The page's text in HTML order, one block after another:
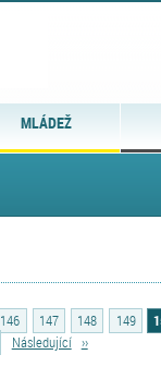
MLÁDEŽ
146 147 148 149
Následující ››